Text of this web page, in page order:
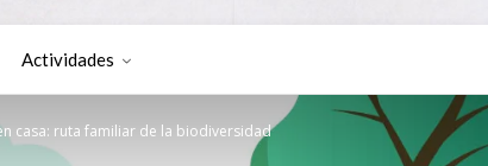
Actividades
casa: ruta familiar de la biodiversidad